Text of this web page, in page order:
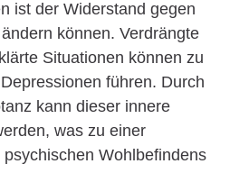
ist der Widerstand gegen
können. Verdrängte
Situationen können zu
führen. Durch
kann dieser innere
was zu einer
Wohlbefindens